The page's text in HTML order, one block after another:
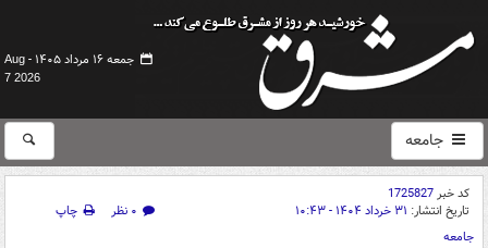
جمعه ۱۶ مرداد ۱۴۰۵ -
Aug
7 2026
جامعه
کد خبر1725827
تاریخ انتشار: ۳۱ خرداد ۱۴۰۴ - ۱۰:۴۳ ۰ نظر
چاپ
جامعه